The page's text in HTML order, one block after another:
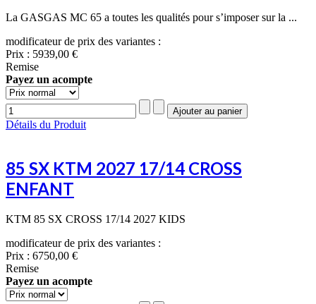
La GASGAS MC 65 a toutes les qualités pour s’imposer sur la ...
modificateur de prix des variantes :
Prix : 5939,00 €
Remise
Payez un acompte
Détails du Produit
85 SX KTM 2027 17/14 CROSS
ENFANT
KTM 85 SX CROSS 17/14 2027 KIDS
modificateur de prix des variantes :
Prix : 6750,00 €
Remise
Payez un acompte